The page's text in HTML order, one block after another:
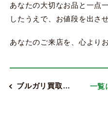
あなたの大切なお品と一点
したうえで、お値段を出さ
あなたのご来店を、心より
ブルガリ買取… 一覧